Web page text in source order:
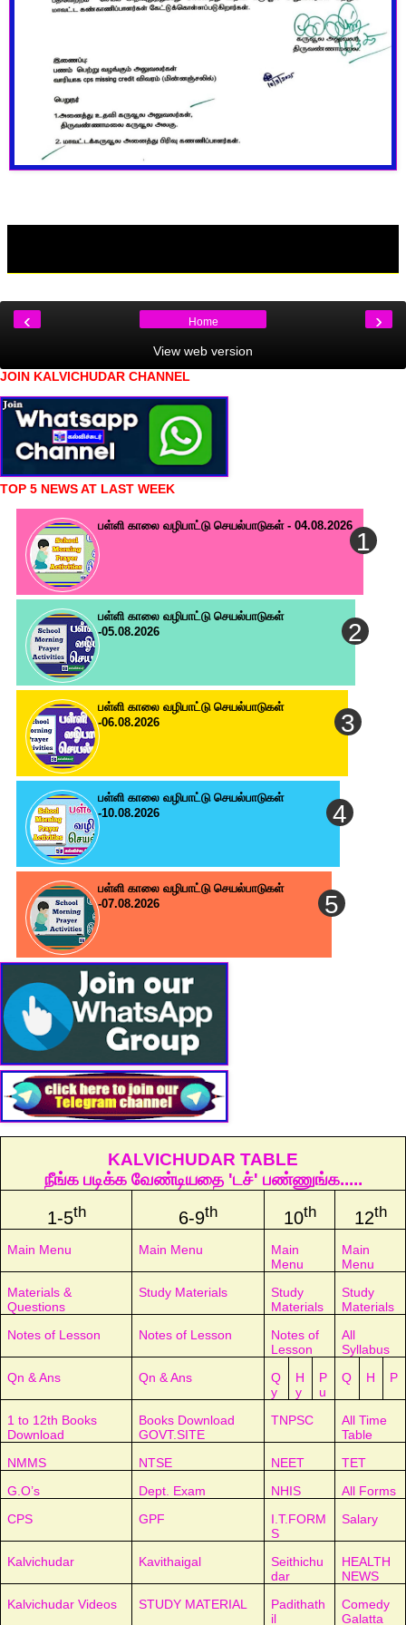
‹ ›
Home
View web version
JOIN KALVICHUDAR CHANNEL
TOP 5 NEWS AT LAST WEEK
பள்ளி காலை வழிபாட்டு செயல்பாடுகள் - 04.08.2026
பள்ளி காலை வழிபாட்டு செயல்பாடுகள்
-05.08.2026
பள்ளி காலை வழிபாட்டு செயல்பாடுகள்
-06.08.2026
பள்ளி காலை வழிபாட்டு செயல்பாடுகள்
-10.08.2026
பள்ளி காலை வழிபாட்டு செயல்பாடுகள்
-07.08.2026
KALVICHUDAR TABLE
நீங்க படிக்க வேண்டியதை 'டச்' பண்ணுங்க.....
1-5th 6-9th 10th 12th
Main Menu Main Menu
Main
Menu
Main
Menu
Materials &
Questions
Study Materials
Study
Materials
Study
Materials
Notes of Lesson
Notes of Lesson
Notes of
Lesson
All
Syllabus
Qn & Ans
Qn & Ans
Q
y
H
y
P
u
Q H P
1 to 12th Books
Download
Books Download
GOVT.SITE
TNPSC
All Time
Table
NMMS
NTSE NEET
TET
G.O’s
Dept. Exam NHIS
All Forms
CPS
GPF
I.T.FORM
S
Salary
Kalvichudar Kavithaigal
Seithichu
dar
HEALTH
NEWS
Kalvichudar Videos
STUDY MATERIAL
Padithath
il
Comedy
Galatta